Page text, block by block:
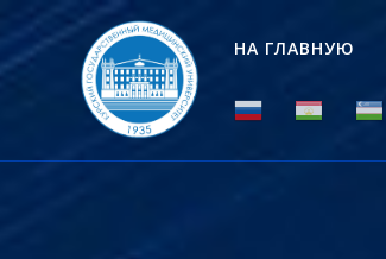
контенту
НА ГЛАВНУЮ